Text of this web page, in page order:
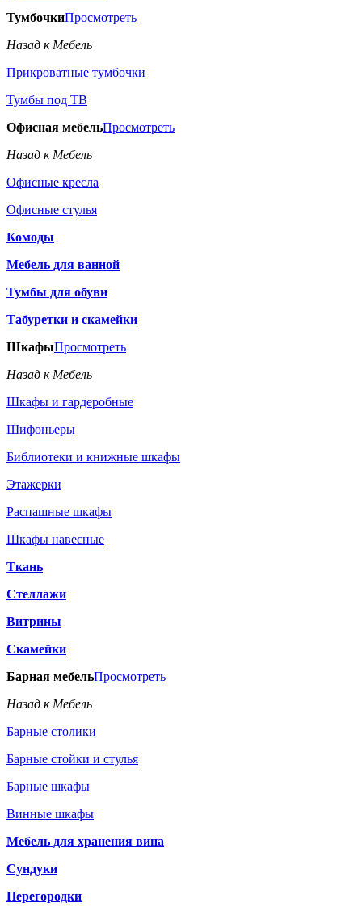
ТумбочкиПросмотреть
Назад к Мебель
Прикроватные тумбочки
Тумбы под ТВ
Офисная мебельПросмотреть
Назад к Мебель
Офисные кресла
Офисные стулья
Комоды
Мебель для ванной
Тумбы для обуви
Табуретки и скамейки
ШкафыПросмотреть
Назад к Мебель
Шкафы и гардеробные
Шифоньеры
Библиотеки и книжные шкафы
Этажерки
Распашные шкафы
Шкафы навесные
Ткань
Стеллажи
Витрины
Скамейки
Барная мебельПросмотреть
Назад к Мебель
Барные столики
Барные стойки и стулья
Барные шкафы
Винные шкафы
Мебель для хранения вина
Сундуки
Перегородки